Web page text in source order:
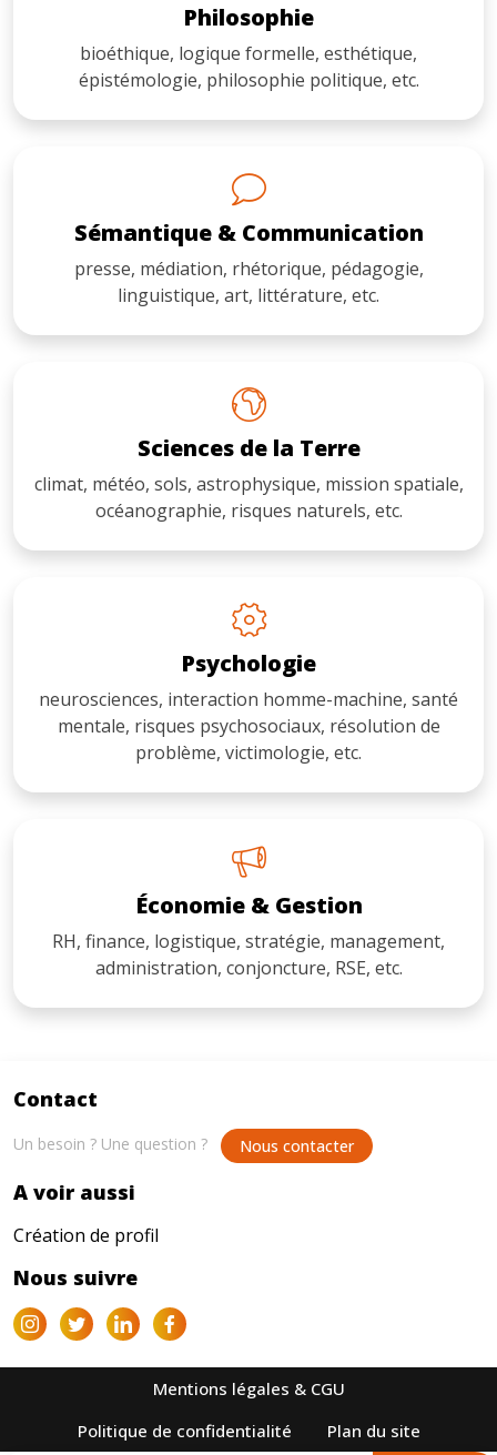
Philosophie
bioéthique, logique formelle, esthétique,
épistémologie, philosophie politique, etc.
Sémantique & Communication
presse, médiation, rhétorique, pédagogie,
linguistique, art, littérature, etc.
Sciences de la Terre
climat, météo, sols, astrophysique, mission spatiale,
océanographie, risques naturels, etc.
Psychologie
neurosciences, interaction homme-machine, santé
mentale, risques psychosociaux, résolution de
problème, victimologie, etc.
Économie & Gestion
RH, finance, logistique, stratégie, management,
administration, conjoncture, RSE, etc.
Contact
Un besoin ? Une question ? Nous contacter
A voir aussi
Création de profil
Nous suivre
Mentions légales & CGU
Politique de confidentialité
Plan du site